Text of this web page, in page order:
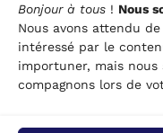
Bonjour à tous ! Nous
Nous avons attendu
intéressé par le
importuner, mais nous
compagnons lors de
avez
ce